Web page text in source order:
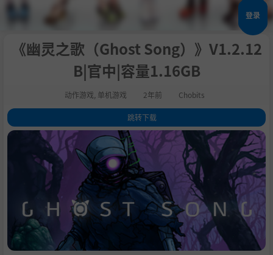
登录
《幽灵之歌（Ghost Song）》V1.2.12
B|官中|容量1.16GB
动作游戏 单机游戏 2年前 Chobits
跳转下载
1.关于这款游戏
系统需求
支持作者
学习下载